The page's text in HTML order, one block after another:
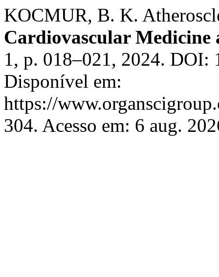
KOCMUR, B. K.
Cardiovascular Medicine
1, p. 018–021, 2024. DOI:
Disponível em:
https://
304. Acesso em: 6 aug.